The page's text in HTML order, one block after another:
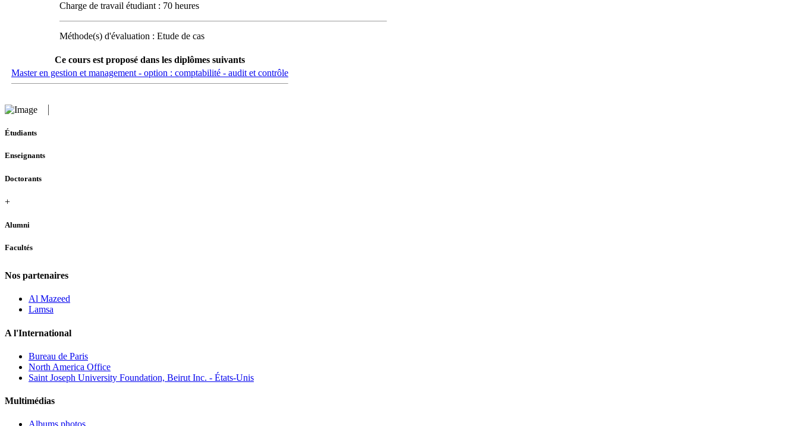
Charge de travail étudiant : 70 heures
Méthode(s) d'évaluation : Etude de cas
Ce cours est proposé dans les diplômes suivants
Master en gestion et management - option : comptabilité - audit et contrôle
Étudiants
Enseignants
Doctorants
+
Alumni
Facultés
Nos partenaires
Al Mazeed
Lamsa
A l'International
Bureau de Paris
North America Office
Saint Joseph University Foundation, Beirut Inc. - États-Unis
Multimédias